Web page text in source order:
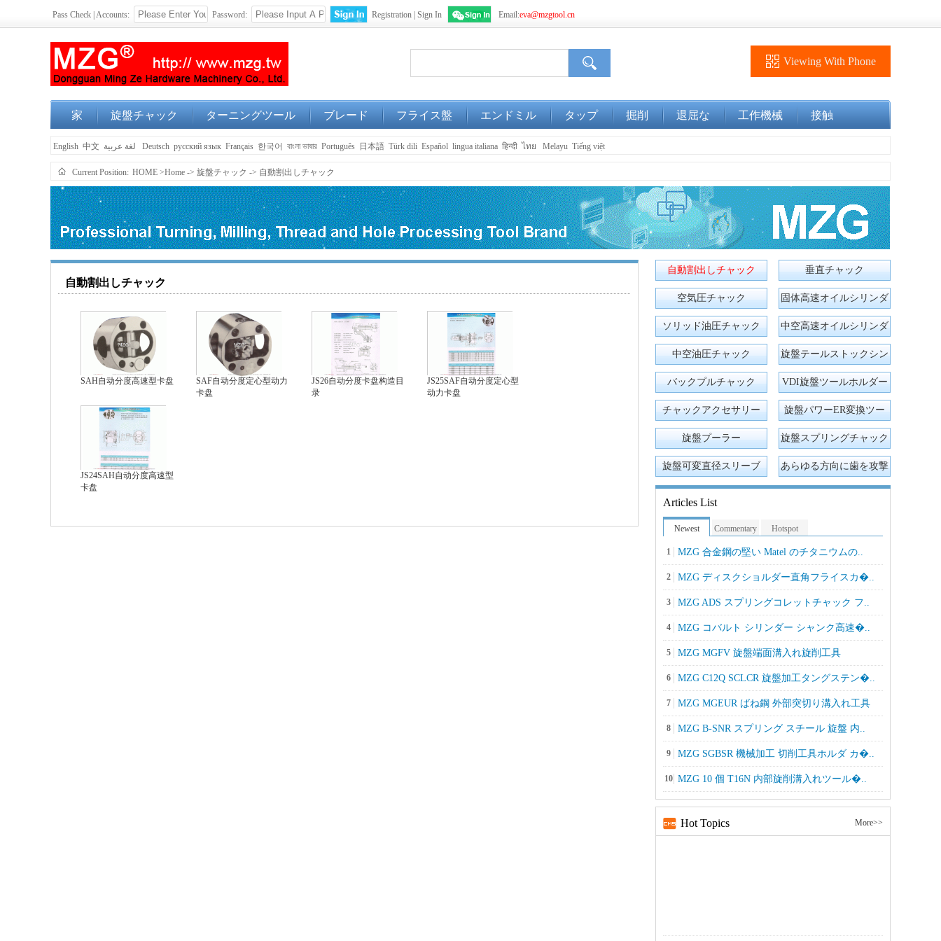
Pass Check | Accounts: Password: Registration Sign In
Email:eva@mzgtool.cn
Viewing With Phone
家 旋盤チャック ターニングツール ブレード フライス盤 エンドミル タップ 掘削 退屈な 工作機械 接触
English 中文 Deutsch русский язык Français 한국어 বাংলা ভাষার Português 日本語 Türk dili Español lingua italiana हिन्दी ไทย Melayu Tiếng việt
Current Position: HOME >Home -> 旋盤チャック -> 自動割出しチャック
自動割出しチャック
SAH自动分度高速型卡盘
SAF自动分度定心型动力
卡盘
JS26自动分度卡盘构造目
录
JS25SAF自动分度定心型
动力卡盘
JS24SAH自动分度高速型
卡盘
自動割出しチャック 垂直チャック
空気圧チャック 固体高速オイルシリンダ
ソリッド油圧チャック 中空高速オイルシリンダ
中空油圧チャック
旋盤テールストックシン
ブルセンター
バックプルチャック
VDI旋盤ツールホルダー
チャックアクセサリー
旋盤パワーER変換ツー
ルホルダー
旋盤プーラー
旋盤スプリングチャック
ツールホルダー
旋盤可変直径スリーブ
あらゆる方向に歯を攻撃
する
Articles List
Newest Commentary Hotspot
1 MZG 合金鋼の堅い Matel のチタニウムの..
2 MZG ディスクショルダー直角フライスカ�..
3 MZG ADS スプリングコレットチャック フ..
4 MZG コバルト シリンダー シャンク高速�..
5 MZG MGFV 旋盤端面溝入れ旋削工具
6 MZG C12Q SCLCR 旋盤加工タングステン�..
7 MZG MGEUR ばね鋼 外部突切り溝入れ工具
8 MZG B-SNR スプリング スチール 旋盤 内..
9 MZG SGBSR 機械加工 切削工具ホルダ カ�..
10 MZG 10 個 T16N 内部旋削溝入れツール�..
Hot Topics More>>